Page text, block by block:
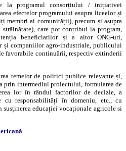
la programul consorțiului / inițiativei
efectelor programului asupra liceelor și
membri ai comunității), precum și asupra
care pot contribui la program,
beneficiarilor și a altor ONG-uri,
și companiilor agro-industriale, publicului
favorabile continuării, respectiv extinderii
temelor de politici publice relevante și,
prin intermediul proiectului, formularea de
lor în rândul factorilor de decizie, a
responsabilități în domeniu, etc., cu
educației vocaționale agricole si